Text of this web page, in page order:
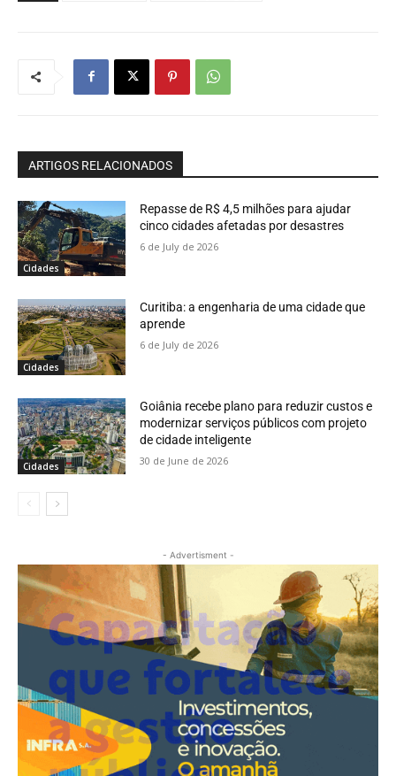
ARTIGOS RELACIONADOS
Cidades
Repasse de R$ 4,5 milhões para ajudar
cinco cidades afetadas por desastres
6 de July de 2026
Cidades
Curitiba: a engenharia de uma cidade que
aprende
6 de July de 2026
Cidades
Goiânia recebe plano para reduzir custos e
modernizar serviços públicos com projeto
de cidade inteligente
30 de June de 2026
- Advertisment -